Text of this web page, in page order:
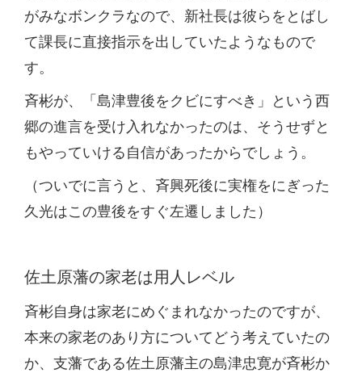
がみなボンクラなので、新社長は彼らをとばし
て課長に直接指示を出していたようなもので
す。
斉彬が、「島津豊後をクビにすべき」という西
郷の進言を受け入れなかったのは、そうせずと
もやっていける自信があったからでしょう。
（ついでに言うと、斉興死後に実権をにぎった
久光はこの豊後をすぐ左遷しました）
佐土原藩の家老は用人レベル
斉彬自身は家老にめぐまれなかったのですが、
本来の家老のあり方についてどう考えていたの
か、支藩である佐土原藩主の島津忠寛が斉彬か